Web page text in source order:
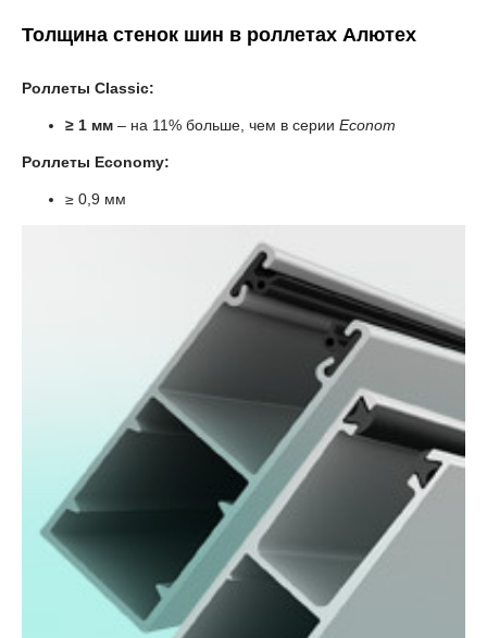
Толщина стенок шин в роллетах Алютех
Роллеты Classic:
≥ 1 мм – на 11% больше, чем в серии Econom
Роллеты Economy:
≥ 0,9 мм